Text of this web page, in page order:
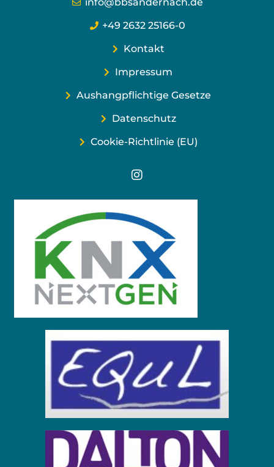
+49 2632 25166-0
Kontakt
Impressum
Aushangpflichtige Gesetze
Datenschutz
Cookie-Richtlinie (EU)